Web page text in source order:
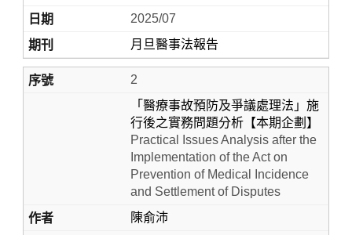
Home
2025/07
月旦醫事法報告
2
「醫療事故預防及爭議處理法」施
行後之實務問題分析【本期企劃】
Practical Issues Analysis after the
Implementation of the Act on
Prevention of Medical Incidence
and Settlement of Disputes
陳俞沛